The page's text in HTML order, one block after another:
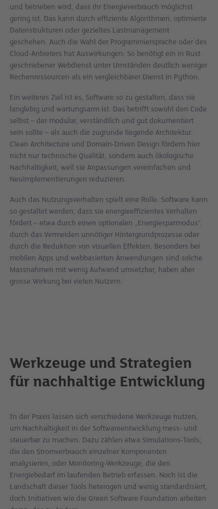
und betrieben wird, dass ihr Energieverbrauch möglichst
gering ist. Das kann durch effiziente Algorithmen, optimierte
Datenstrukturen oder gezieltes Lastmanagement
geschehen. Auch die Wahl der Programmiersprache oder des
Cloud-Anbieters hat Auswirkungen: So benötigt ein in Rust
geschriebener Webdienst unter Umständen deutlich weniger
Rechenressourcen als ein vergleichbarer Dienst in Python.
Ein weiteres Ziel ist es, Software so zu gestalten, dass sie
langlebig und wartungsarm ist. Das betrifft sowohl den Code
selbst – der modular, verständlich und gut dokumentiert
sein sollte – als auch die zugrunde liegende Architektur.
Clean Architecture und Domain-Driven Design fördern hier
nicht nur technische Qualität, sondern auch ökologische
Nachhaltigkeit, weil sie Anpassungen vereinfachen und
Neuimplementierungen reduzieren.
Auch das Nutzungsverhalten spielt eine Rolle. Software kann
so gestaltet werden, dass sie energieeffizientes Verhalten
fördert – etwa durch einen optionalen „Energiesparmodus“,
durch das Vermeiden unnötiger Hintergrundprozesse oder
durch die Reduktion von visuellen Effekten. Besonders bei
mobilen Apps und webbasierten Anwendungen sind solche
Massnahmen mit wenig Aufwand umsetzbar, haben aber
grosse Wirkung bei vielen Nutzern.
Werkzeuge und Strategien
für nachhaltige Entwicklung
In der Praxis lassen sich verschiedene Werkzeuge nutzen,
um Nachhaltigkeit in der Softwareentwicklung mess- und
steuerbar zu machen. Dazu zählen etwa Simulations-Tools,
die den Stromverbrauch einzelner Komponenten
analysieren, oder Monitoring-Werkzeuge, die den
Energiebedarf im laufenden Betrieb erfassen. Noch ist die
Landschaft dieser Tools heterogen und wenig standardisiert,
doch Initiativen wie die Green Software Foundation arbeiten